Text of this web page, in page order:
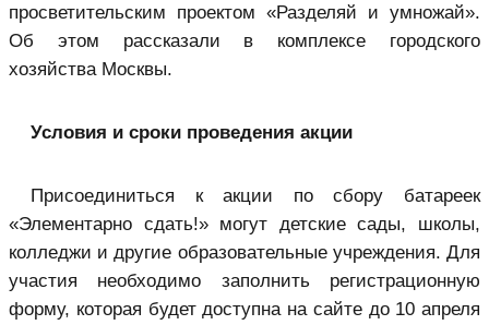
просветительским проектом «Разделяй и умножай».
Об этом рассказали в комплексе городского
хозяйства Москвы.
Условия и сроки проведения акции
Присоединиться к акции по сбору батареек
«Элементарно сдать!» могут детские сады, школы,
колледжи и другие образовательные учреждения. Для
участия необходимо заполнить регистрационную
форму, которая будет доступна на сайте до 10 апреля